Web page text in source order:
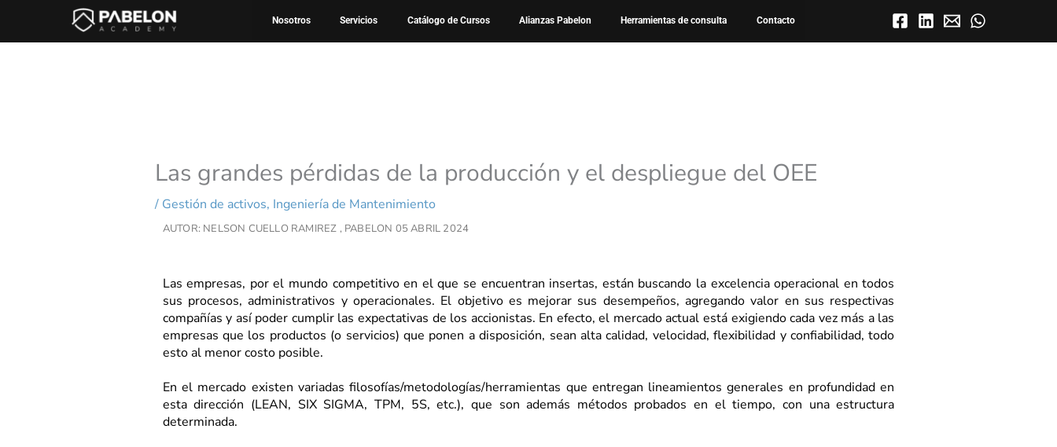
contenido
Nosotros Servicios Catálogo de Cursos Alianzas Pabelon Herramientas de consulta Contacto
Inicio Gestión de activos Las grandes pérdidas de la producción y el despliegue del OEE
Las grandes pérdidas de la producción y el despliegue del OEE
/ Gestión de activos, Ingeniería de Mantenimiento
AUTOR: NELSON CUELLO RAMIREZ , PABELON 05 ABRIL 2024
Las empresas, por el mundo competitivo en el que se encuentran insertas, están buscando la excelencia operacional en todos
sus procesos, administrativos y operacionales. El objetivo es mejorar sus desempeños, agregando valor en sus respectivas
compañías y así poder cumplir las expectativas de los accionistas. En efecto, el mercado actual está exigiendo cada vez más a las
empresas que los productos (o servicios) que ponen a disposición, sean alta calidad, velocidad, flexibilidad y confiabilidad, todo
esto al menor costo posible.
En el mercado existen variadas filosofías/metodologías/herramientas que entregan lineamientos generales en profundidad en
esta dirección (LEAN, SIX SIGMA, TPM, 5S, etc.), que son además métodos probados en el tiempo, con una estructura
determinada.